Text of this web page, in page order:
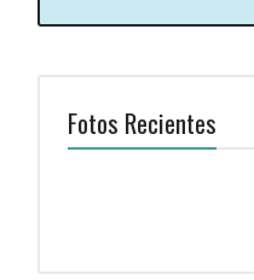
Fotos Recientes